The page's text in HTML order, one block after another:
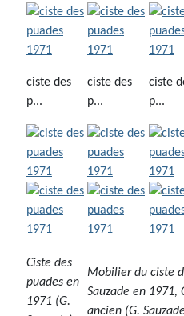
ciste des
p...
ciste des
p...
ciste
p...
Ciste des
puades en
1971 (G.
Mobilier du ciste
Sauzade en 1971,
ancien (G.